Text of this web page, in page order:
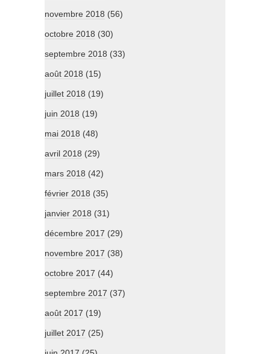
novembre 2018 (56)
octobre 2018 (30)
septembre 2018 (33)
août 2018 (15)
juillet 2018 (19)
juin 2018 (19)
mai 2018 (48)
avril 2018 (29)
mars 2018 (42)
février 2018 (35)
janvier 2018 (31)
décembre 2017 (29)
novembre 2017 (38)
octobre 2017 (44)
septembre 2017 (37)
août 2017 (19)
juillet 2017 (25)